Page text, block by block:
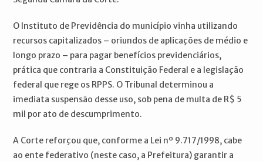
O Instituto de Previdência do município vinha utilizando
recursos capitalizados – oriundos de aplicações de médio e
longo prazo – para pagar benefícios previdenciários,
prática que contraria a Constituição Federal e a legislação
federal que rege os RPPS. O Tribunal determinou a
imediata suspensão desse uso, sob pena de multa de R$ 5
mil por ato de descumprimento.
A Corte reforçou que, conforme a Lei nº 9.717/1998, cabe
ao ente federativo (neste caso, a Prefeitura) garantir a